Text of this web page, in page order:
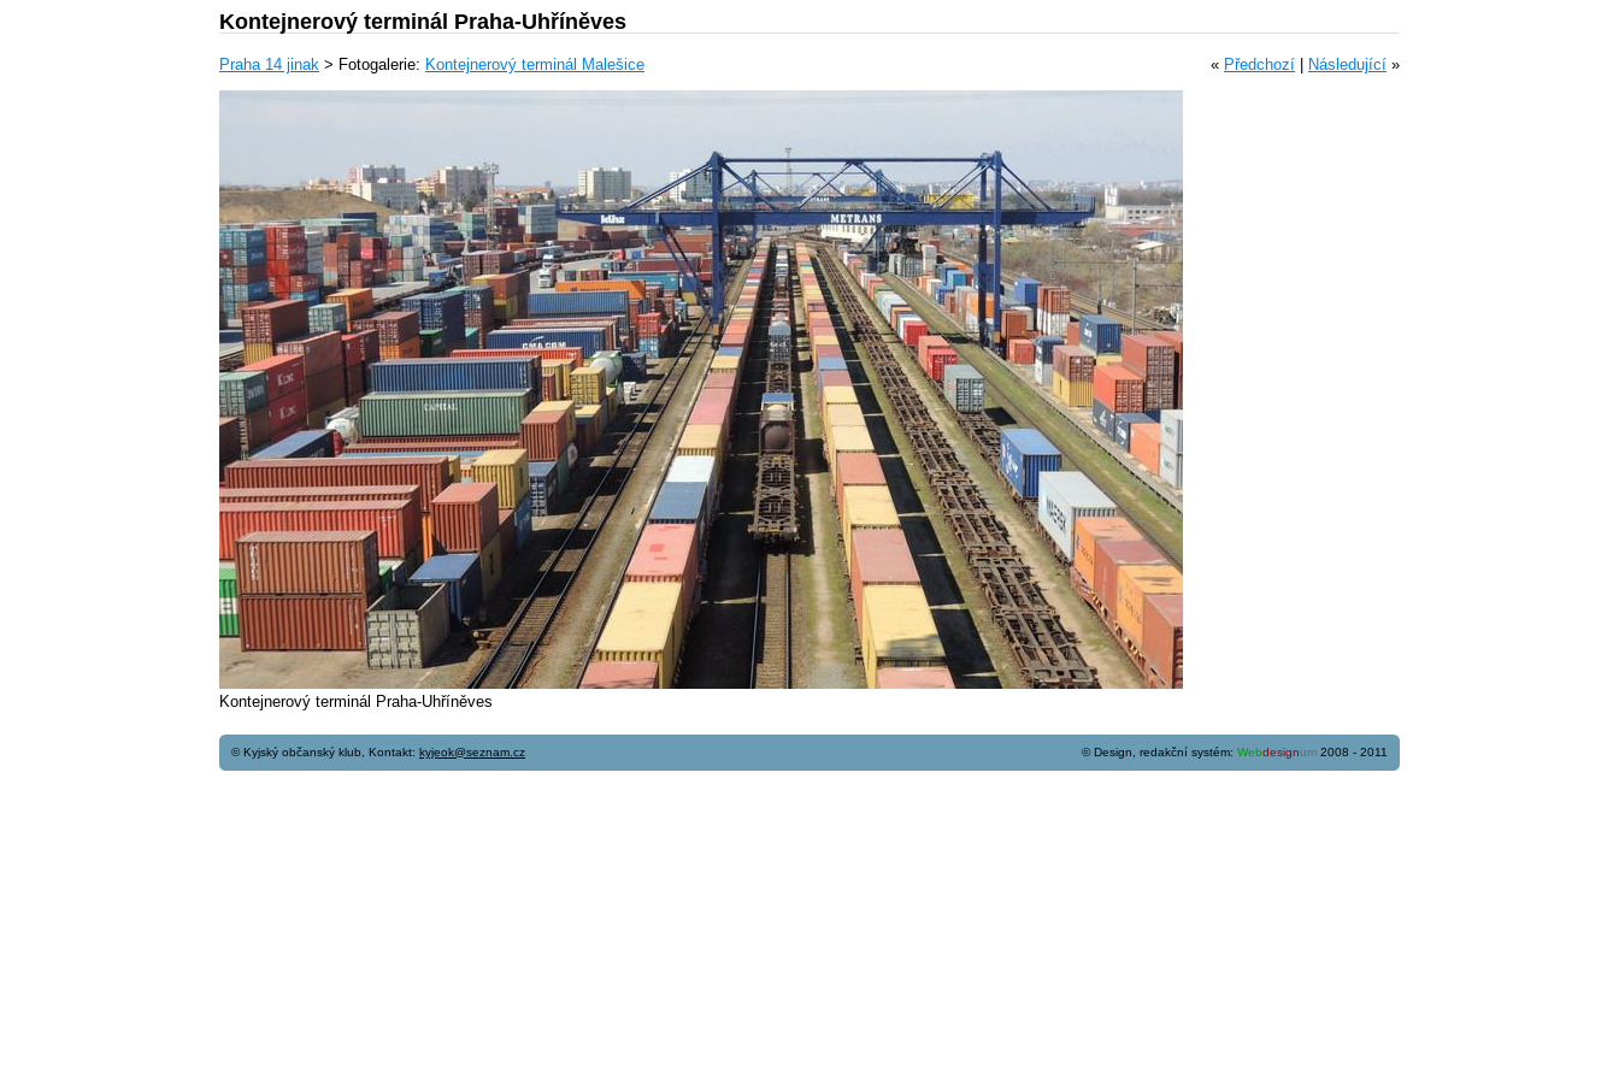
Kontejnerový terminál Praha-Uhříněves
Praha 14 jinak > Fotogalerie: Kontejnerový terminál Malešice « Předchozí Následující »
Kontejnerový terminál Praha-Uhříněves
© Kyjský občanský klub, Kontakt: kyjeok@seznam.cz © Design, redakční systém: Webdesignum 2008 - 2011